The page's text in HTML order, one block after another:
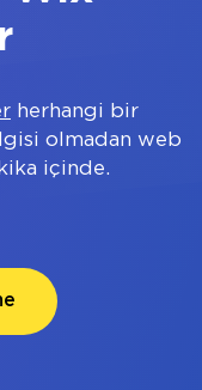
herhangi bir
olmadan web
içinde.